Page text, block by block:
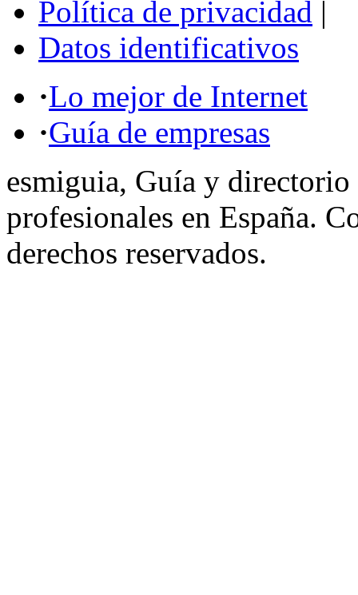
Política de privacidad |
Datos identificativos
·Lo mejor de Internet
·Guía de empresas
esmiguia, Guía y directorio
profesionales en España.
derechos reservados.